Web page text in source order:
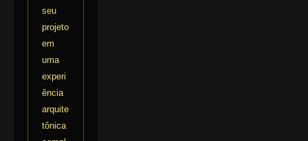
seu
projeto
em
uma
experi
ência
arquite
tônica